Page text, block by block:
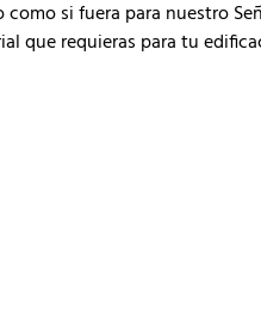
si fuera para nuestro
que requieras para tu